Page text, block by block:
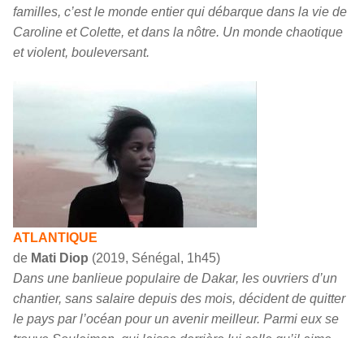
familles, c’est le monde entier qui débarque dans la vie de
Caroline et Colette, et dans la nôtre. Un monde chaotique
et violent, bouleversant.
ATLANTIQUE
de Mati Diop (2019, Sénégal, 1h45)
Dans une banlieue populaire de Dakar, les ouvriers d’un
chantier, sans salaire depuis des mois, décident de quitter
le pays par l’océan pour un avenir meilleur. Parmi eux se